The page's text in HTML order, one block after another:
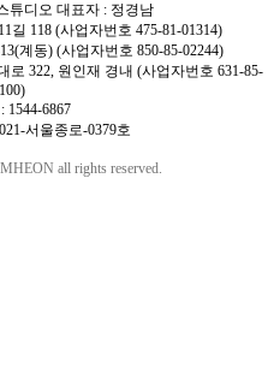
튜디오 대표자 : 정경남
길 118 (사업자번호 475-81-01314)
계동) (사업자번호 850-85-02244)
322, 원인재 경내 (사업자번호 631-85-
1544-6867
서울종로-0379호
all rights reserved.